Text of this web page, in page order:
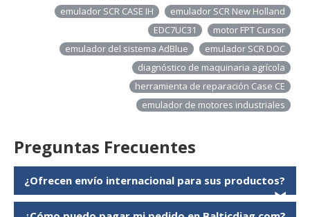
emulador SCR CASE IH
emulador SCR New Holland
EDC7UC31
motor FPT Cursor
emulador del sistema AdBlue
emulador SCR DOC
diagnóstico de maquinaria agrícola
herramienta de reparación Case CE
emulador de motores industriales
Preguntas Frecuentes
¿Ofrecen envío internacional para sus productos?
❯